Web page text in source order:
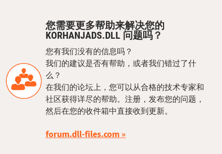
您需要更多帮助来解决您的
KORHANJADS.DLL 问题吗？
您有我们没有的信息吗？
我们的建议是否有帮助，或者我们错过了什
么？
在我们的论坛上，您可以从合格的技术专家和
社区获得详尽的帮助。注册，发布您的问题，
然后在您的收件箱中直接收到更新。
forum.dll-files.com